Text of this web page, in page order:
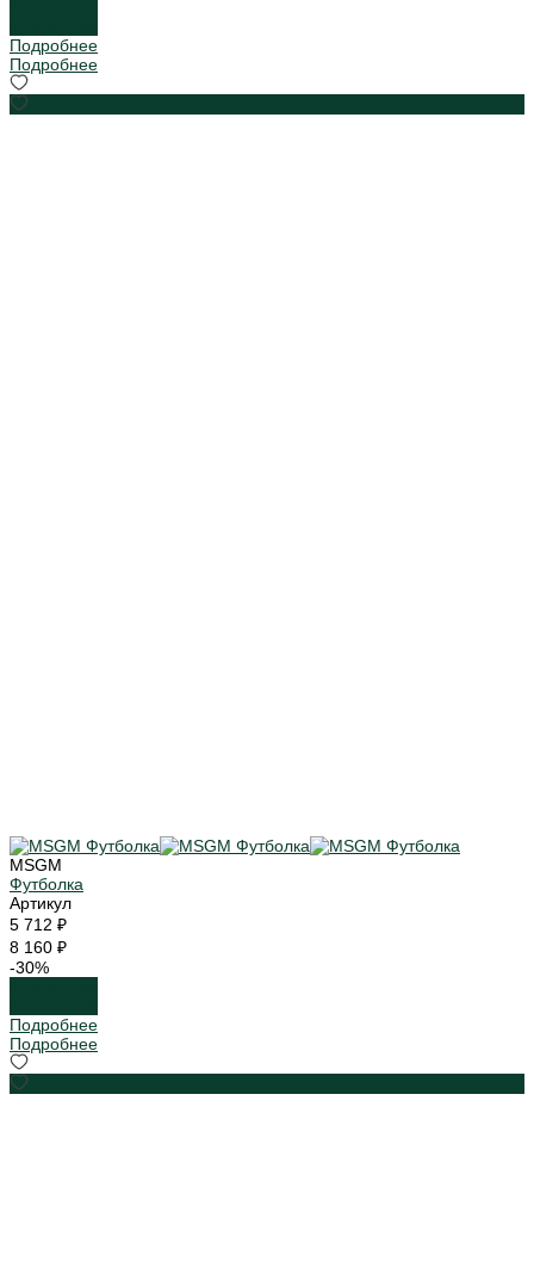
Подробнее
Подробнее
MSGM
Футболка
Артикул
5 712 ₽
8 160 ₽
-30%
Подробнее
Подробнее